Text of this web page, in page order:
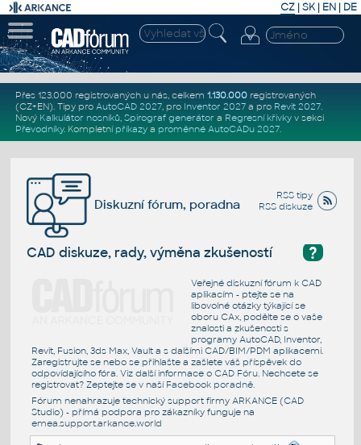
CZ | SK| EN | DE
Přes 123.000 registrovaných u nás, celkem 1.130.000registrovaných
(CZ+EN). Tipy pro AutoCAD 2027, pro Inventor 2027a pro Revit 2027.
Nový Kalkulátor nosníků, Spirograf generátor a Regresní křivkyv sekci
Převodníky. Kompletní příkazya proměnné AutoCADu 2027.
RSS tipy
RSS diskuze
Diskuzní fórum, poradna
?
CAD diskuze, rady, výměna zkušeností
Veřejné diskuzní fórum k CAD
aplikacím - ptejte se na
libovolné otázky týkající se
oboru CAx, podělte se o vaše
znalosti a zkušenosti s
programy AutoCAD, Inventor,
Revit, Fusion, 3ds Max, Vault a s dalšími CAD/BIM/PDM aplikacemi.
Zaregistrujte se nebo se přihlašte a zašlete váš příspěvek do
odpovídajícího fóra. Viz další informace o CAD Fóru. Nechcete se
registrovat? Zeptejte se v naší Facebook poradně.
Fórum nenahrazuje technický support firmy ARKANCE (CAD
Studio) - přímá podpora pro zákazníky funguje na
emea.support.arkance.world